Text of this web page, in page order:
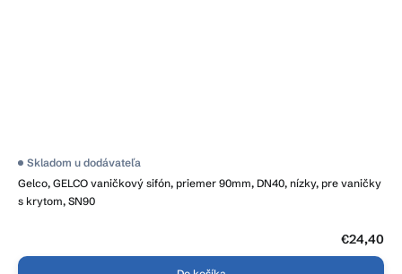
Gelco, GELCO vaničkový sifón, priemer 90mm, DN40, nízky, pre vaničky
s krytom, SN90
Skladom u dodávateľa
€24,40